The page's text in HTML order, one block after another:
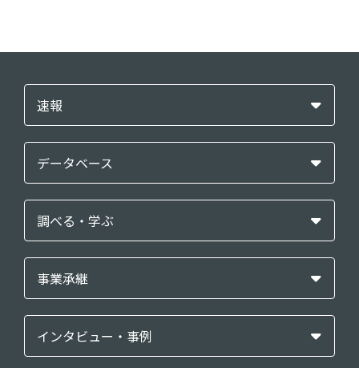
速報
データベース
調べる・学ぶ
事業承継
インタビュー・事例